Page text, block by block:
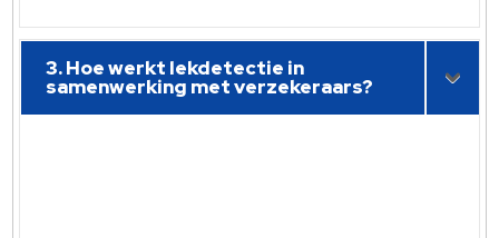
3. Hoe werkt lekdetectie in
samenwerking met verzekeraars?